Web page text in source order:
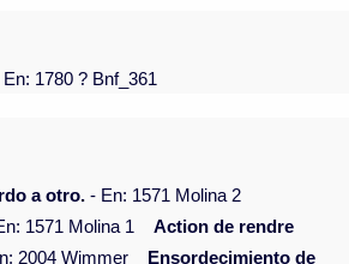
En: 1780 ? Bnf_361
a otro. - En: 1571 Molina 2
1571 Molina 1
Action de rendre
2004 Wimmer Ensordecimiento de